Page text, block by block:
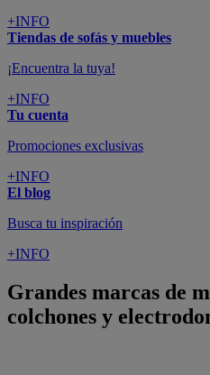
+INFO
Tiendas de sofás y muebles
¡Encuentra la tuya!
+INFO
Tu cuenta
Promociones exclusivas
+INFO
El blog
Busca tu inspiración
+INFO
Grandes marcas de
colchones y